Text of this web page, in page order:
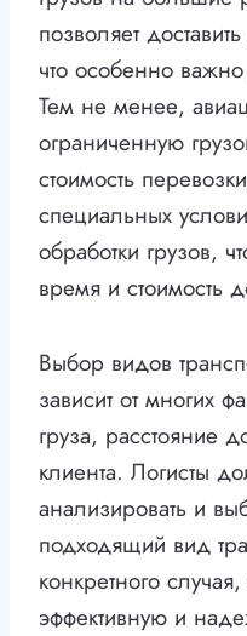
позволяет
что особенно
Тем не менее,
ограниченную
стоимость
специальных
обработки грузов,
время и стоимость
Выбор видов
зависит от многих
груза, расстояние
клиента. Логисты
анализировать и
подходящий вид
конкретного
эффективную и